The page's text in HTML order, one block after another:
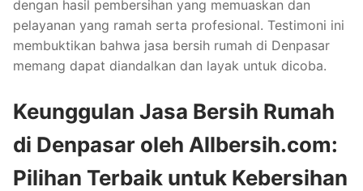
dengan hasil pembersihan yang memuaskan dan
pelayanan yang ramah serta profesional. Testimoni ini
membuktikan bahwa jasa bersih rumah di Denpasar
memang dapat diandalkan dan layak untuk dicoba.
Keunggulan Jasa Bersih Rumah
di Denpasar oleh Allbersih.com:
Pilihan Terbaik untuk Kebersihan